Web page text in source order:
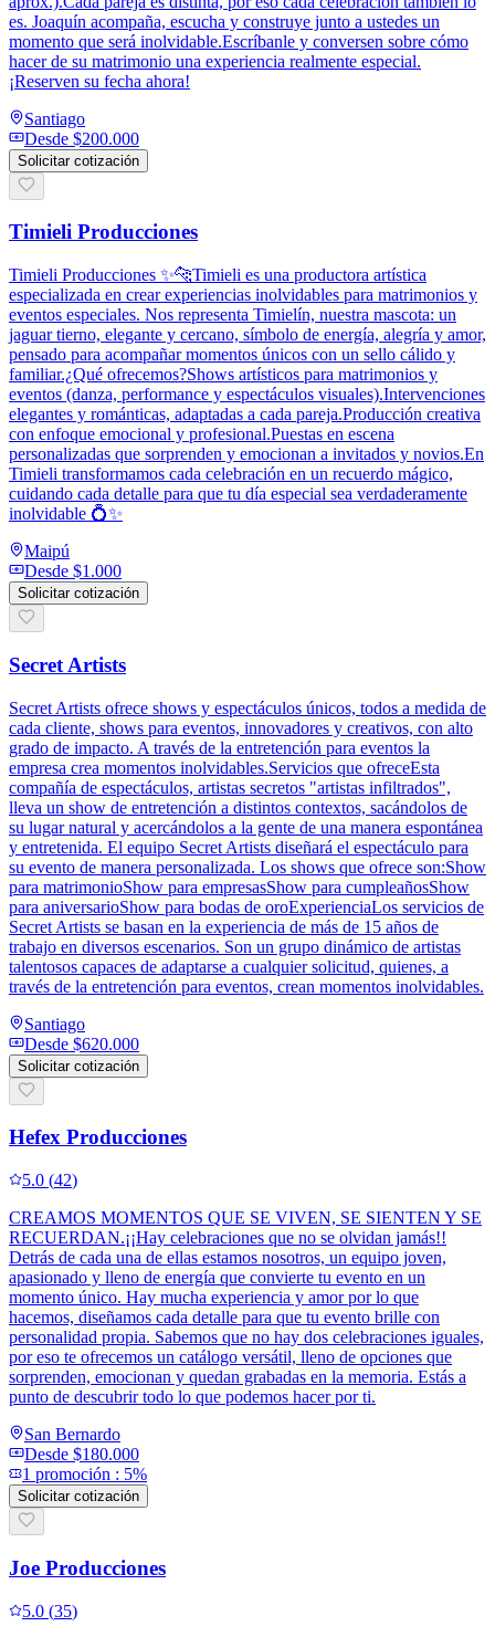
es. Joaquín acompaña, escucha y construye junto a ustedes un
momento que será inolvidable.Escríbanle y conversen sobre cómo
hacer de su matrimonio una experiencia realmente especial.
¡Reserven su fecha ahora!
Santiago
Desde $200.000
Solicitar cotización
Timieli Producciones
Timieli Producciones ✨🐆Timieli es una productora artística
especializada en crear experiencias inolvidables para matrimonios y
eventos especiales. Nos representa Timielín, nuestra mascota: un
jaguar tierno, elegante y cercano, símbolo de energía, alegría y amor,
pensado para acompañar momentos únicos con un sello cálido y
familiar.¿Qué ofrecemos?Shows artísticos para matrimonios y
eventos (danza, performance y espectáculos visuales).Intervenciones
elegantes y románticas, adaptadas a cada pareja.Producción creativa
con enfoque emocional y profesional.Puestas en escena
personalizadas que sorprenden y emocionan a invitados y novios.En
Timieli transformamos cada celebración en un recuerdo mágico,
cuidando cada detalle para que tu día especial sea verdaderamente
inolvidable 💍✨
Maipú
Desde $1.000
Solicitar cotización
Secret Artists
Secret Artists ofrece shows y espectáculos únicos, todos a medida de
cada cliente, shows para eventos, innovadores y creativos, con alto
grado de impacto. A través de la entretención para eventos la
empresa crea momentos inolvidables.Servicios que ofreceEsta
compañía de espectáculos, artistas secretos "artistas infiltrados",
lleva un show de entretención a distintos contextos, sacándolos de
su lugar natural y acercándolos a la gente de una manera espontánea
y entretenida. El equipo Secret Artists diseñará el espectáculo para
su evento de manera personalizada. Los shows que ofrece son:Show
para matrimonioShow para empresasShow para cumpleañosShow
para aniversarioShow para bodas de oroExperienciaLos servicios de
Secret Artists se basan en la experiencia de más de 15 años de
trabajo en diversos escenarios. Son un grupo dinámico de artistas
talentosos capaces de adaptarse a cualquier solicitud, quienes, a
través de la entretención para eventos, crean momentos inolvidables.
Santiago
Desde $620.000
Solicitar cotización
Hefex Producciones
5.0 (42)
CREAMOS MOMENTOS QUE SE VIVEN, SE SIENTEN Y SE
RECUERDAN.¡¡Hay celebraciones que no se olvidan jamás!!
Detrás de cada una de ellas estamos nosotros, un equipo joven,
apasionado y lleno de energía que convierte tu evento en un
momento único. Hay mucha experiencia y amor por lo que
hacemos, diseñamos cada detalle para que tu evento brille con
personalidad propia. Sabemos que no hay dos celebraciones iguales,
por eso te ofrecemos un catálogo versátil, lleno de opciones que
sorprenden, emocionan y quedan grabadas en la memoria. Estás a
punto de descubrir todo lo que podemos hacer por ti.
San Bernardo
Desde $180.000
1 promoción : 5%
Solicitar cotización
Joe Producciones
5.0 (35)